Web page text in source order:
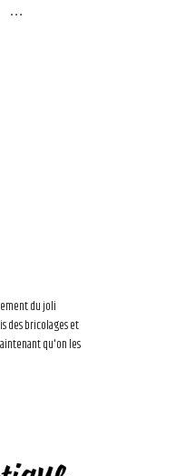
…
du joli
des bricolages et
qu'on les